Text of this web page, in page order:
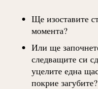
Ще изоставите
момента?
Или ще
следващите си
уцелите една
покрие загубите?